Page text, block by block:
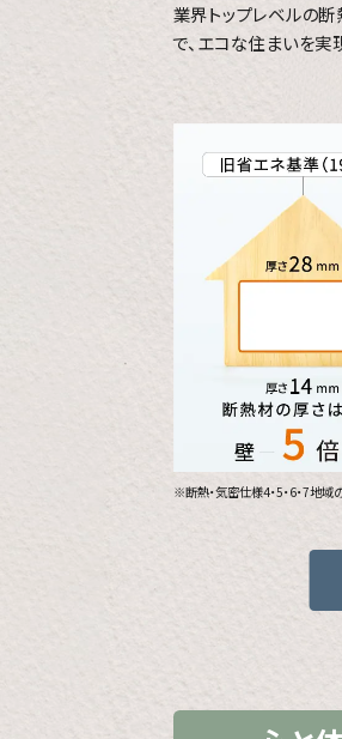
業界トップレベルの
で、エコな住まいを実
※断熱・気密仕様4・5・6・7地域